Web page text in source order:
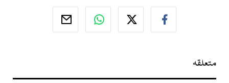
متعلقہ